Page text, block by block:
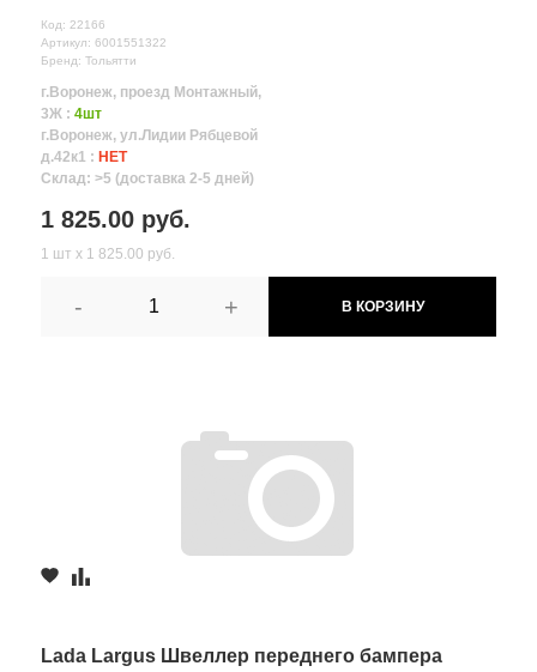
Код: 22166
Артикул: 6001551322
Бренд: Тольятти
г.Воронеж, проезд Монтажный,
3Ж : 4шт
г.Воронеж, ул.Лидии Рябцевой
д.42к1 : НЕТ
Склад: >5 (доставка 2-5 дней)
1 825.00 руб.
1 шт х 1 825.00 руб.
- + В КОРЗИНУ
Lada Largus Швеллер переднего бампера